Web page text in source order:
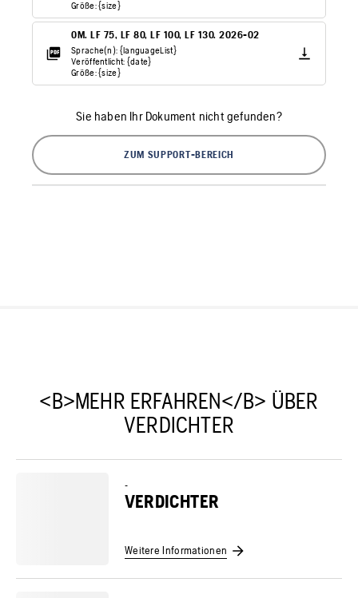
Größe: {size}
OM. LF 75, LF 80, LF 100, LF 130. 2026-02
Sprache(n): {languageList}
Veröffentlicht: {date}
Größe: {size}
Sie haben Ihr Dokument nicht gefunden?
ZUM SUPPORT-BEREICH
<B>MEHR ERFAHREN</B> ÜBER
VERDICHTER
-
VERDICHTER
Weitere Informationen